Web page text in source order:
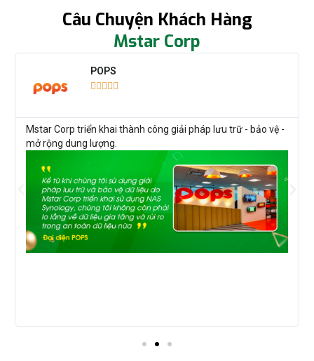
Câu Chuyện Khách Hàng
Mstar Corp
POPS
    
Mstar Corp triển khai thành công giải pháp lưu trữ - bảo vệ -
mở rộng dung lượng.